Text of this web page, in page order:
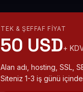
TEK & ŞEFFAF FIYAT
50 USD+
Alan adı, hosting, SSL,
Siteniz 1-3 iş günü